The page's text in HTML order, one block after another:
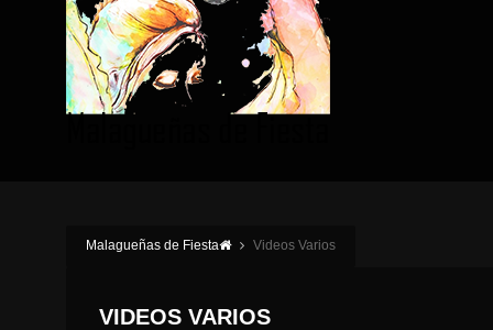
Malagueñas de Fiesta Videos Varios
VIDEOS VARIOS